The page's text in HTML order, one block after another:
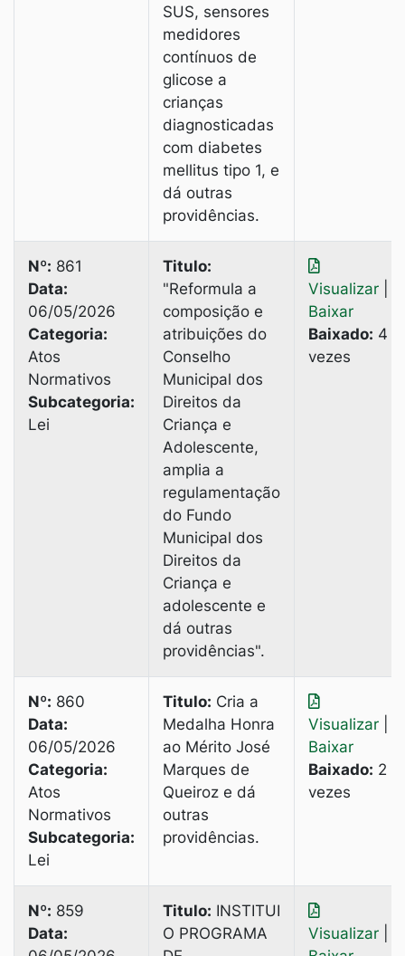
SUS, sensores
medidores
contínuos de
glicose a
crianças
diagnosticadas
com diabetes
mellitus tipo 1, e
dá outras
providências.
Nº: 861
Data:
06/05/2026
Categoria:
Atos
Normativos
Subcategoria:
Lei
Titulo:
"Reformula a
composição e
atribuições do
Conselho
Municipal dos
Direitos da
Criança e
Adolescente,
amplia a
regulamentação
do Fundo
Municipal dos
Direitos da
Criança e
adolescente e
dá outras
providências".
Visualizar
Baixar
Baixado: 4
vezes
Nº: 860
Data:
06/05/2026
Categoria:
Atos
Normativos
Subcategoria:
Lei
Titulo: Cria a
Medalha Honra
ao Mérito José
Marques de
Queiroz e dá
outras
providências.
Visualizar
Baixar
Baixado: 2
vezes
Nº: 859
Data:
Titulo: INSTITUI
O PROGRAMA
Visualizar